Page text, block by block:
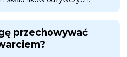
przechowywać